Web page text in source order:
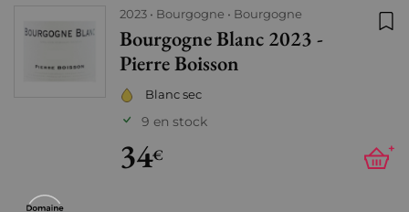
2023 Bourgogne Bourgogne
Bourgogne Blanc 2023 -
Pierre Boisson
Blanc sec
9 en stock
34€ +